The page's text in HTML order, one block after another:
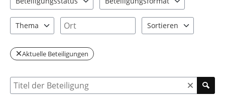
Thema
Ort
Sortieren
Aktuelle Beteiligungen
Suche nach Beteiligung